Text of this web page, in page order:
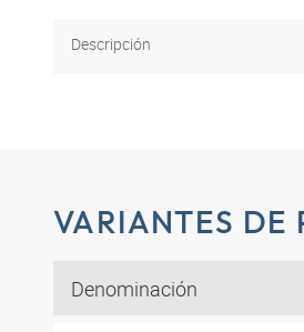
Descripción
VARIANTES DE
Denominación